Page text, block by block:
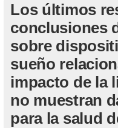
Los últimos
conclusiones
sobre
sueño
impacto de la
no muestran
para la salud